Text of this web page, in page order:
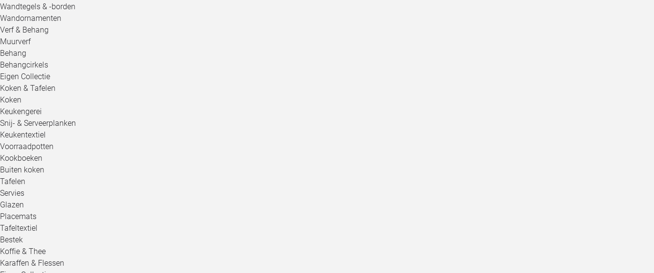
Wandtegels & -borden
Wandornamenten
Verf & Behang
Muurverf
Behang
Behangcirkels
Eigen Collectie
Koken & Tafelen
Koken
Keukengerei
Snij- & Serveerplanken
Keukentextiel
Voorraadpotten
Kookboeken
Buiten koken
Tafelen
Servies
Glazen
Placemats
Tafeltextiel
Bestek
Koffie & Thee
Karaffen & Flessen